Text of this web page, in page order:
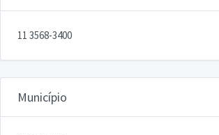
11 3568-3400
Município